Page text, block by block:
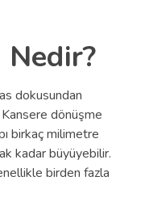
dokusundan
Kansere dönüşme
birkaç milimetre
kadar büyüyebilir.
birden fazla